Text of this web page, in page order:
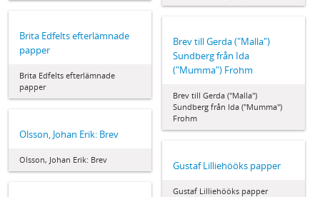
Brita Edfelts efterlämnade
papper
Brita Edfelts efterlämnade
papper
Brev till Gerda ("Malla")
Sundberg från Ida
("Mumma") Frohm
Brev till Gerda ("Malla")
Sundberg från Ida ("Mumma")
Frohm
Olsson, Johan Erik: Brev
Olsson, Johan Erik: Brev Gustaf Lilliehööks papper
Gustaf Lilliehööks papper